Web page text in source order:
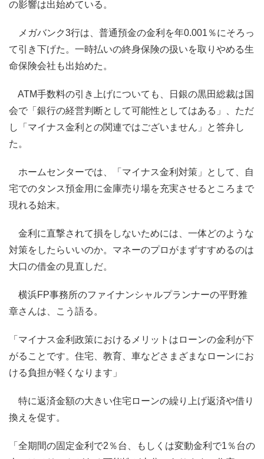
の影響は出始めている。
メガバンク3行は、普通預金の金利を年0.001％にそろっ
て引き下げた。一時払いの終身保険の扱いを取りやめる生
命保険会社も出始めた。
ATM手数料の引き上げについても、日銀の黒田総裁は国
会で「銀行の経営判断として可能性としてはある」、ただ
し「マイナス金利との関連ではございません」と答弁し
た。
ホームセンターでは、「マイナス金利対策」として、自
宅でのタンス預金用に金庫売り場を充実させるところまで
現れる始末。
金利に直撃されて損をしないためには、一体どのような
対策をしたらいいのか。マネーのプロがまずすすめるのは
大口の借金の見直しだ。
横浜FP事務所のファイナンシャルプランナーの平野雅
章さんは、こう語る。
「マイナス金利政策におけるメリットはローンの金利が下
がることです。住宅、教育、車などさまざまなローンにお
ける負担が軽くなります」
特に返済金額の大きい住宅ローンの繰り上げ返済や借り
換えを促す。
「全期間の固定金利で2％台、もしくは変動金利で1％台の